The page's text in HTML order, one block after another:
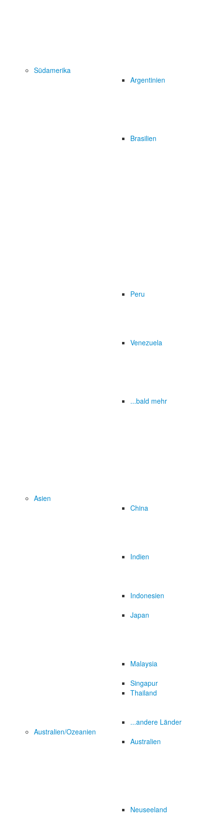
Südamerika
Argentinien
Brasilien
Peru
Venezuela
...bald mehr
Asien
China
Indien
Indonesien
Japan
Malaysia
Singapur
Thailand
...andere Länder
Australien/Ozeanien
Australien
Neuseeland